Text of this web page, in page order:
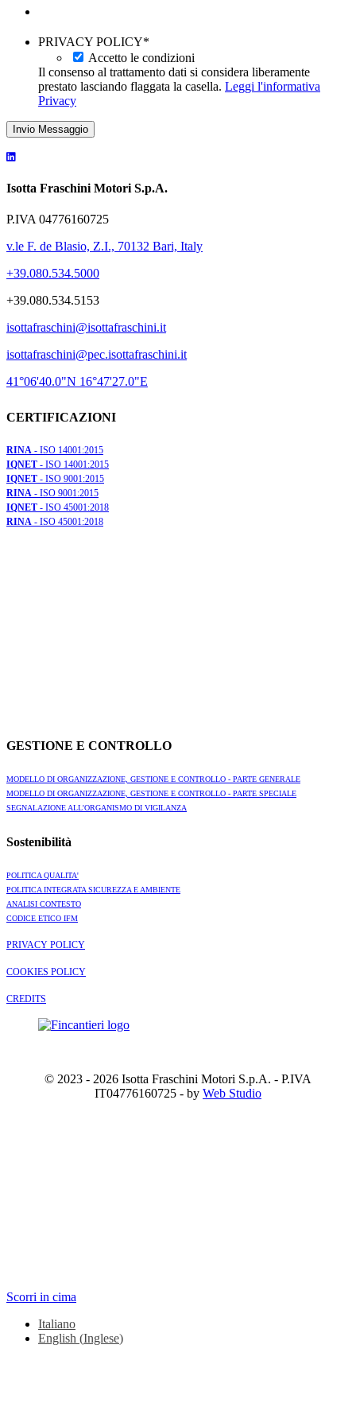
PRIVACY POLICY*
Accetto le condizioni
Il consenso al trattamento dati si considera liberamente
prestato lasciando flaggata la casella. Leggi l'informativa
Privacy
Invio Messaggio
Isotta Fraschini Motori S.p.A.
P.IVA 04776160725
v.le F. de Blasio, Z.I., 70132 Bari, Italy
+39.080.534.5000
+39.080.534.5153
isottafraschini@isottafraschini.it
isottafraschini@pec.isottafraschini.it
41°06'40.0"N 16°47'27.0"E
CERTIFICAZIONI
RINA - ISO 14001:2015
IQNET - ISO 14001:2015
IQNET - ISO 9001:2015
RINA - ISO 9001:2015
IQNET - ISO 45001:2018
RINA - ISO 45001:2018
GESTIONE E CONTROLLO
MODELLO DI ORGANIZZAZIONE, GESTIONE E CONTROLLO - PARTE GENERALE
MODELLO DI ORGANIZZAZIONE, GESTIONE E CONTROLLO - PARTE SPECIALE
SEGNALAZIONE ALL'ORGANISMO DI VIGILANZA
Sostenibilità
POLITICA QUALITA'
POLITICA INTEGRATA SICUREZZA E AMBIENTE
ANALISI CONTESTO
CODICE ETICO IFM
PRIVACY POLICY
COOKIES POLICY
CREDITS
© 2023 - 2026 Isotta Fraschini Motori S.p.A. - P.IVA
IT04776160725 - by Web Studio
Scorri in cima
Italiano
English (Inglese)